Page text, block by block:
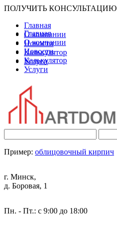
ПОЛУЧИТЬ КОНСУЛЬТАЦИЮ
Главная
О компании
Новости
Калькулятор
Услуги
Главная
О компании
Новости
Калькулятор
Услуги
Пример: облицовочный кирпич
г. Минск,
д. Боровая, 1
Пн. - Пт.: с 9:00 до 18:00